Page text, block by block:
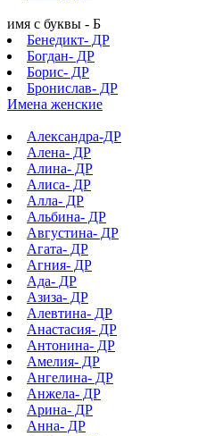
имя с буквы - Б
Бенедикт- ДР
Богдан- ДР
Борис- ДР
Бронислав- ДР
Имена женские
Александра-ДР
Алена- ДР
Алина- ДР
Алиса- ДР
Алла- ДР
Альбина- ДР
Августина- ДР
Агата- ДР
Агния- ДР
Ада- ДР
Азиза- ДР
Алевтина- ДР
Анастасия- ДР
Антонина- ДР
Амелия- ДР
Ангелина- ДР
Анжела- ДР
Арина- ДР
Анна- ДР